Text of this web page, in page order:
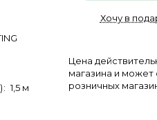
: 1,5 м
Хочу в
Цена
магазина и может
розничных